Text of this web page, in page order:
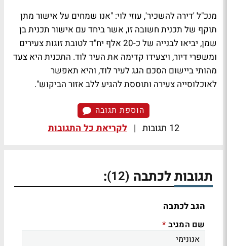
מנכ"ל 'דירה להשכיר', עוזי לוי: "אנו שמחים על אישור מתן
תוקף של תכנית חשובה זו, אשר ביחד עם אישור תכנית בן
שמן, יביאו לבנייה של כ-20 אלף יח"ד לטובת זוגות צעירים
ומשפרי דיור, ויצעידו קדימה את העיר לוד. התכנית היא צעד
מהותי ביישום הסכם הגג לעיר לוד, והיא תאפשר
לאוכלוסייה צעירה ותוססת להגיע ללב אזור הביקוש".
הוספת תגובה
12 תגובות | לקריאת כל התגובות
תגובות לכתבה (12)
:
הגב לכתבה
שם המגיב *